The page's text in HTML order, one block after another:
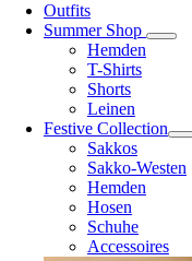
Outfits
Summer Shop
Hemden
T-Shirts
Shorts
Leinen
Festive Collection
Sakkos
Sakko-Westen
Hemden
Hosen
Schuhe
Accessoires